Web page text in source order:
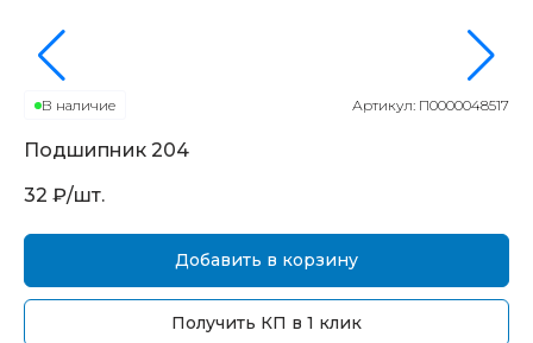
В наличие Артикул: П0000048517
Подшипник 204
32 ₽/шт.
Добавить в корзину
Получить КП в 1 клик